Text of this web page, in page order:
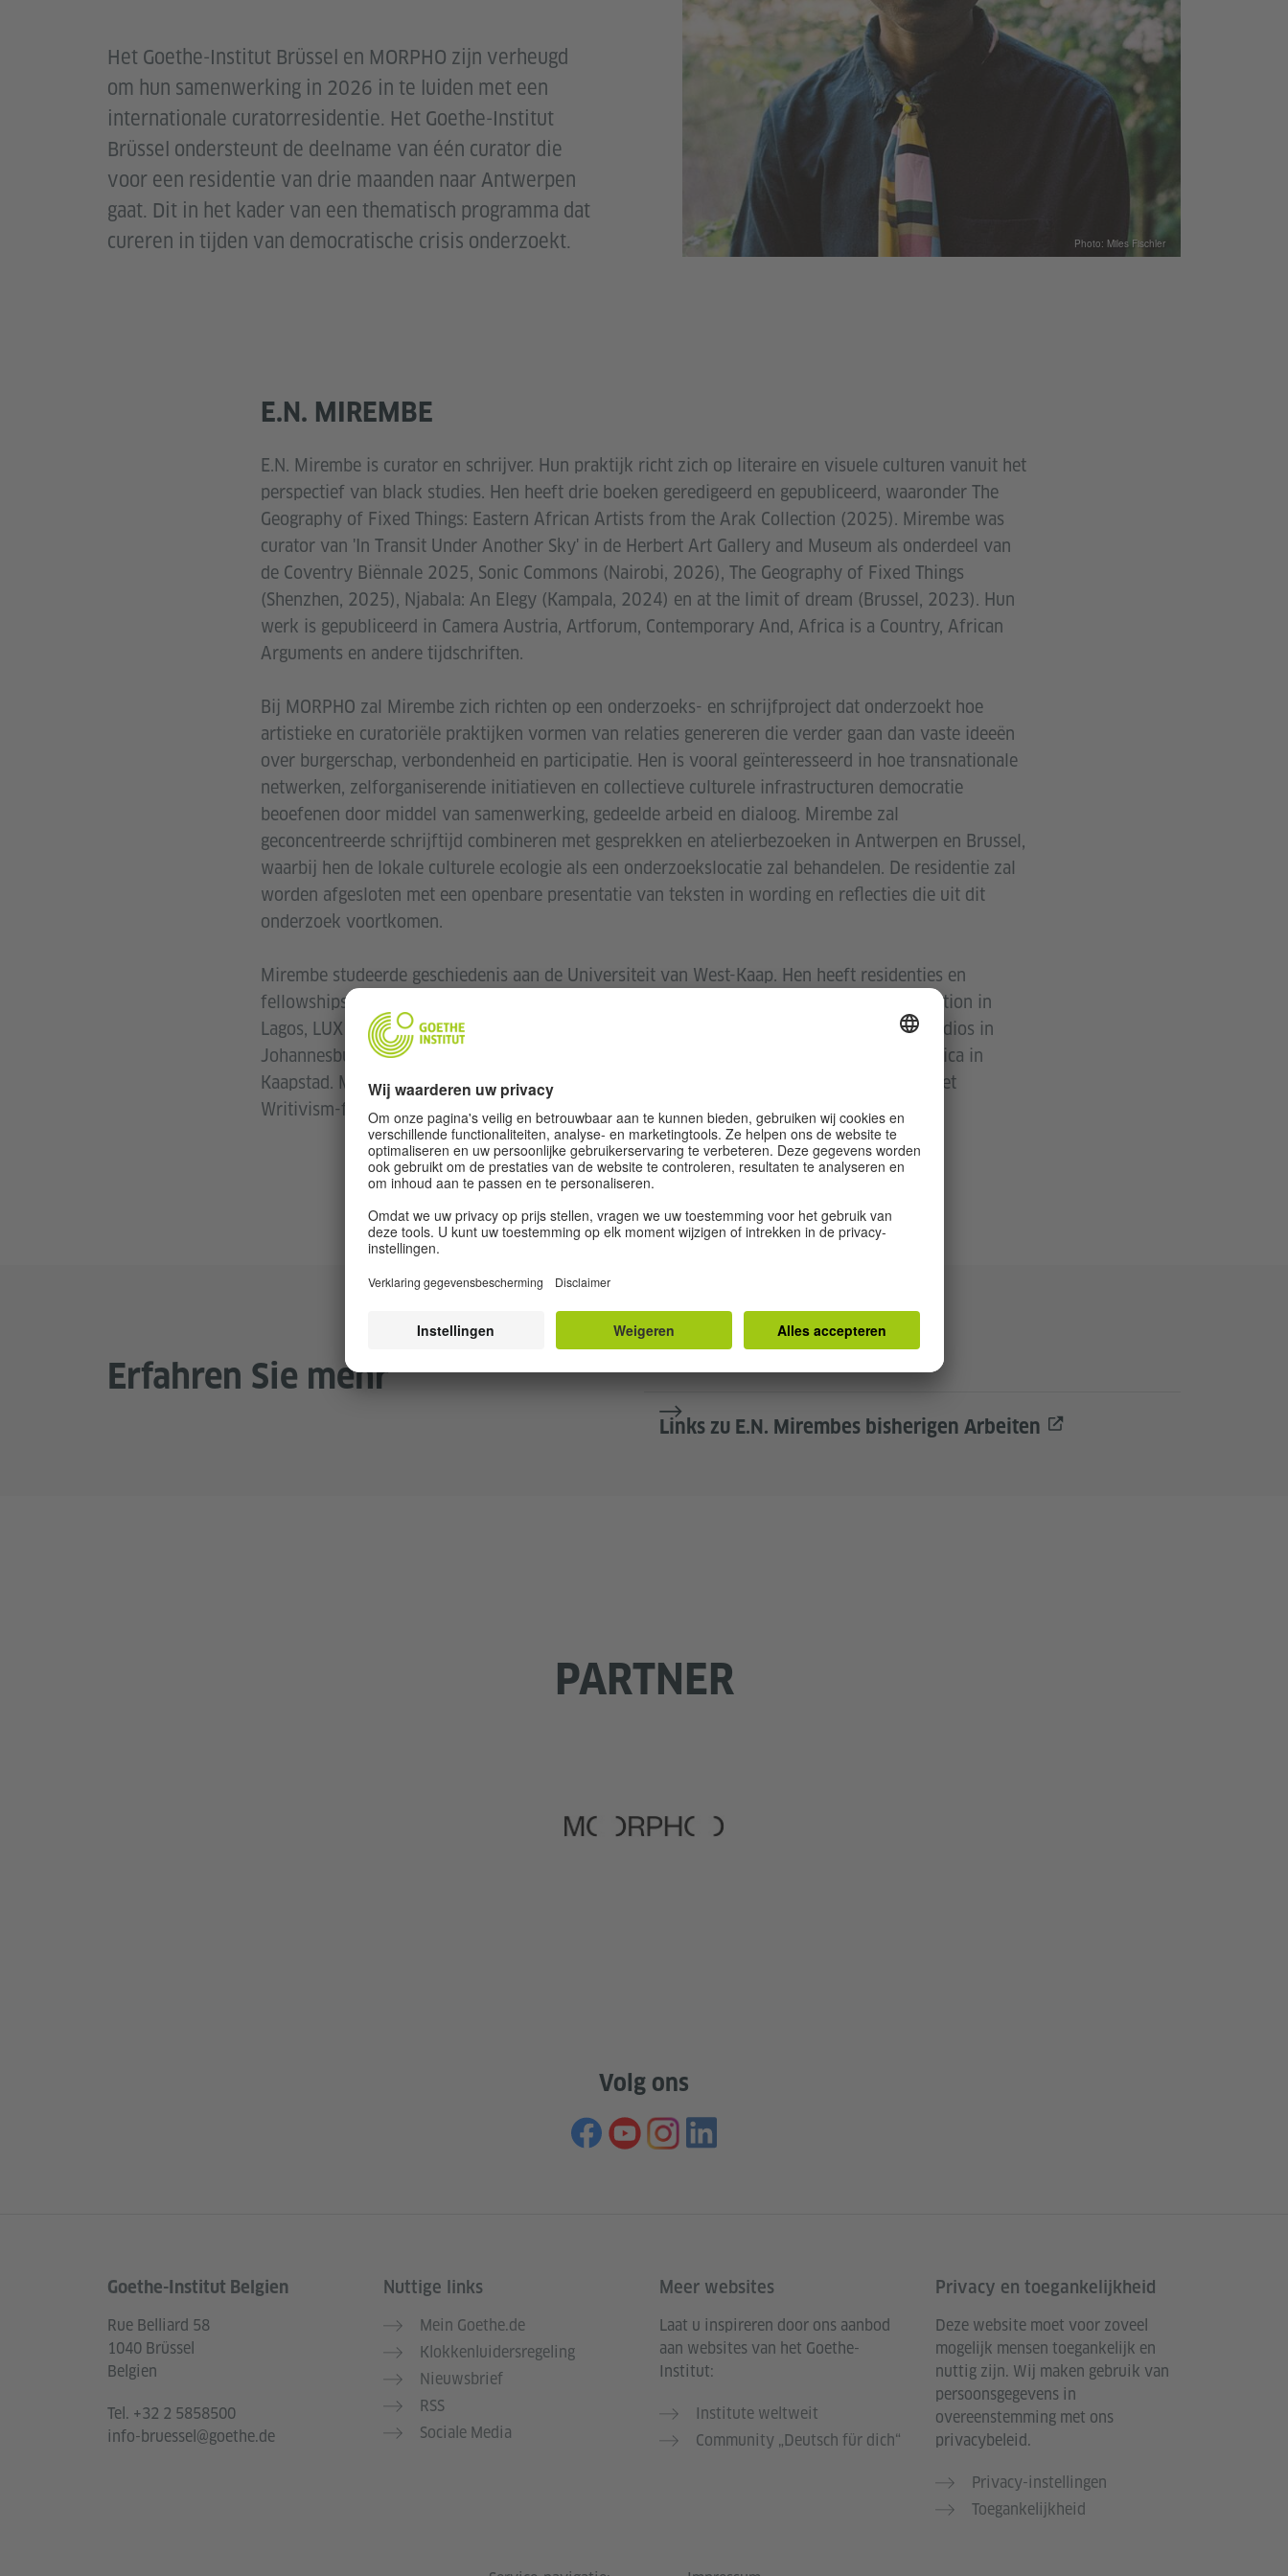
Photo: Miles Fischler
Het Goethe-Institut Brüssel en MORPHO zijn verheugd
om hun samenwerking in 2026 in te luiden met een
internationale curatorresidentie. Het Goethe-Institut
Brüssel ondersteunt de deelname van één curator die
voor een residentie van drie maanden naar Antwerpen
gaat. Dit in het kader van een thematisch programma dat
cureren in tijden van democratische crisis onderzoekt.
E.N. MIREMBE
E.N. Mirembe is curator en schrijver. Hun praktijk richt zich op literaire en visuele culturen vanuit het
perspectief van black studies. Hen heeft drie boeken geredigeerd en gepubliceerd, waaronder The
Geography of Fixed Things: Eastern African Artists from the Arak Collection (2025). Mirembe was
curator van 'In Transit Under Another Sky' in de Herbert Art Gallery and Museum als onderdeel van
de Coventry Biënnale 2025, Sonic Commons (Nairobi, 2026), The Geography of Fixed Things
(Shenzhen, 2025), Njabala: An Elegy (Kampala, 2024) en at the limit of dream (Brussel, 2023). Hun
werk is gepubliceerd in Camera Austria, Artforum, Contemporary And, Africa is a Country, African
Arguments en andere tijdschriften.
Bij MORPHO zal Mirembe zich richten op een onderzoeks- en schrijfproject dat onderzoekt hoe
artistieke en curatoriële praktijken vormen van relaties genereren die verder gaan dan vaste ideeën
over burgerschap, verbondenheid en participatie. Hen is vooral geïnteresseerd in hoe transnationale
netwerken, zelforganiserende initiatieven en collectieve culturele infrastructuren democratie
beoefenen door middel van samenwerking, gedeelde arbeid en dialoog. Mirembe zal
geconcentreerde schrijftijd combineren met gesprekken en atelierbezoeken in Antwerpen en Brussel,
waarbij hen de lokale culturele ecologie als een onderzoekslocatie zal behandelen. De residentie zal
worden afgesloten met een openbare presentatie van teksten in wording en reflecties die uit dit
onderzoek voortkomen.
Mirembe studeerde geschiedenis aan de Universiteit van West-Kaap. Hen heeft residenties en
fellowships gehad bij het Museum für Moderne Kunst MMK in Frankfurt, de G.A.S. Foundation in
Lagos, LUX Moving Image in Londen, ARAK Art Collection in Doha, Bag Factory Artists' Studios in
Johannesburg, 32 Degrees East in Kampala en het Zeitz Museum of Contemporary Art Africa in
Kaapstad. Mirembe was voorheen hoofdredacteur van Writivism, waar die vier jaar lang het
Writivism-festival produceerde en cureerde.
Erfahren Sie mehr
Links zu E.N. Mirembes bisherigen Arbeiten
PARTNER
Volg ons
Service- und Informationsbereich
Goethe-Institut Belgien
Rue Belliard 58
1040 Brüssel
Belgien
Tel. +32 2 5858500
info-bruessel@goethe.de
Nuttige links
Mein Goethe.de
Klokkenluidersregeling
Nieuwsbrief
RSS
Sociale Media
Meer websites
Laat u inspireren door ons aanbod
aan websites van het Goethe-
Institut:
Institute weltweit
Community „Deutsch für dich“
Privacy en toegankelijkheid
Deze website moet voor zoveel
mogelijk mensen toegankelijk en
nuttig zijn. Wij maken gebruik van
persoonsgegevens in
overeenstemming met ons
privacybeleid.
Privacy-instellingen
Toegankelijkheid